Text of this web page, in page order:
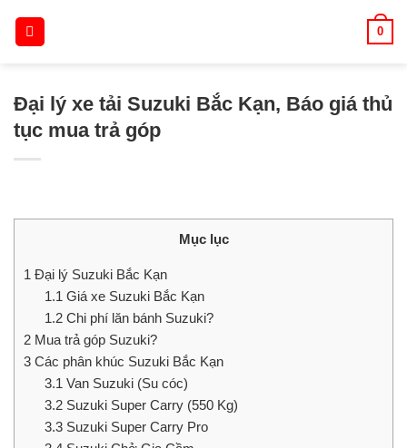
0
Đại lý xe tải Suzuki Bắc Kạn, Báo giá thủ
tục mua trả góp
Mục lục
1 Đại lý Suzuki Bắc Kạn
1.1 Giá xe Suzuki Bắc Kạn
1.2Chi phí lăn bánh Suzuki?
2 Mua trả góp Suzuki?
3 Các phân khúc Suzuki Bắc Kạn
3.1 Van Suzuki (Su cóc)
3.2Suzuki Super Carry (550 Kg)
3.3Suzuki Super Carry Pro